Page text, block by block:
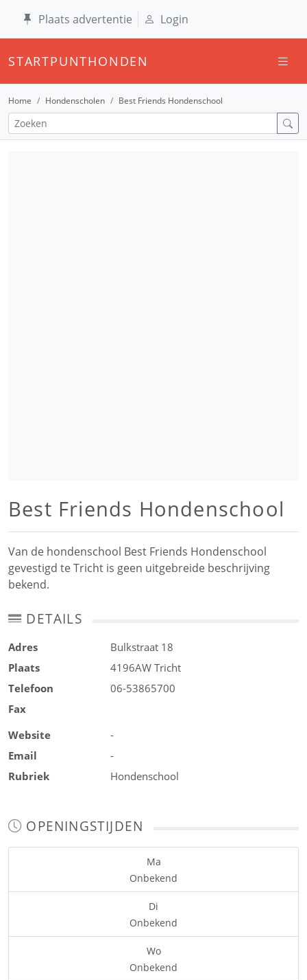
Plaats advertentie Login
STARTPUNTHONDEN
Home Hondenscholen Best Friends Hondenschool
Best Friends Hondenschool
Van de hondenschool Best Friends Hondenschool
gevestigd te Tricht is geen uitgebreide beschrijving
bekend.
DETAILS
Adres
Bulkstraat 18
Plaats
4196AW Tricht
Telefoon
06-53865700
Fax
Website
-
Email
-
Rubriek
Hondenschool
OPENINGSTIJDEN
Ma
Onbekend
Di
Onbekend
Wo
Onbekend